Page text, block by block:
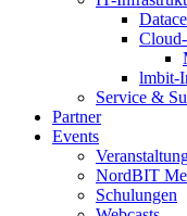
lmbit-
Service &
Partner
Events
NordBIT
Schulungen